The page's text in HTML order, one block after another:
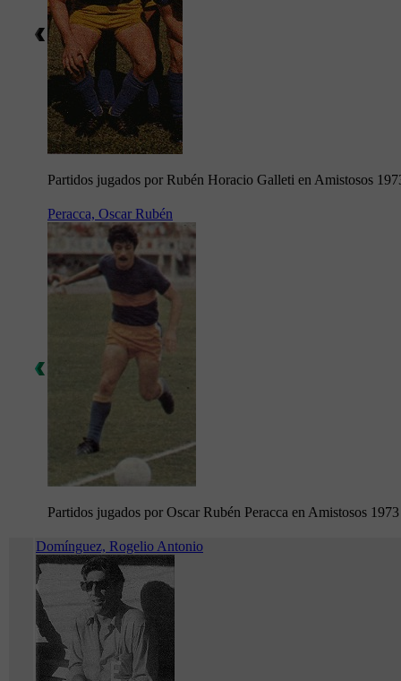
Partidos jugados por Rubén Horacio Galleti en Amistosos
Peracca, Oscar Rubén
Partidos jugados por Oscar Rubén Peracca en Amistosos 1973
Domínguez, Rogelio Antonio